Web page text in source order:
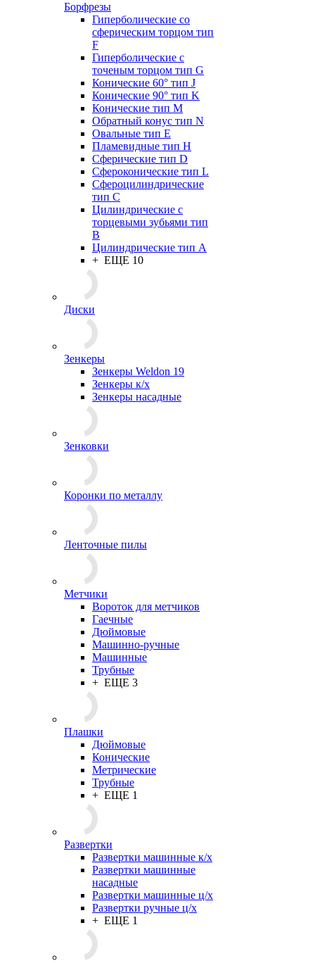
Борфрезы
Гиперболические cо
сферическим торцом тип
F
Гиперболические с
точеным торцом тип G
Конические 60° тип J
Конические 90° тип K
Конические тип M
Обратный конус тип N
Овальные тип E
Пламевидные тип H
Сферические тип D
Сфероконические тип L
Сфероцилиндрические
тип C
Цилиндрические с
торцевыми зубьями тип
B
Цилиндрические тип А
+ ЕЩЕ 10
Диски
Зенкеры
Зенкеры Weldon 19
Зенкеры к/х
Зенкеры насадные
Зенковки
Коронки по металлу
Ленточные пилы
Метчики
Вороток для метчиков
Гаечные
Дюймовые
Машинно-ручные
Машинные
Трубные
+ ЕЩЕ 3
Плашки
Дюймовые
Конические
Метрические
Трубные
+ ЕЩЕ 1
Развертки
Развертки машинные к/х
Развертки машинные
насадные
Развертки машинные ц/х
Развертки ручные ц/х
+ ЕЩЕ 1